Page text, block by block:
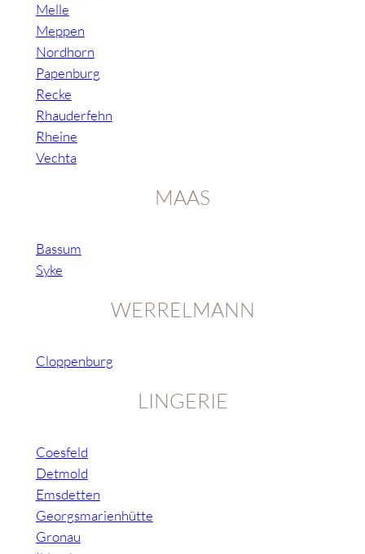
Melle
Meppen
Nordhorn
Papenburg
Recke
Rhauderfehn
Rheine
Vechta
MAAS
Bassum
Syke
WERRELMANN
Cloppenburg
LINGERIE
Coesfeld
Detmold
Emsdetten
Georgsmarienhütte
Gronau